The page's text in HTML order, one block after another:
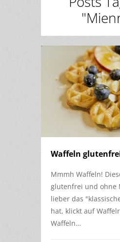
Waffeln
Mmmh Waffeln!
glutenfrei und ohne
lieber das
hat, klickt auf
Waffeln…